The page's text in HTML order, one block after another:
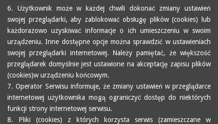
6. Użytkownik może w każdej chwili dokonać zmiany ustawień
swojej przeglądarki, aby zablokować obsługę plików (cookies) lub
każdorazowo uzyskiwać informacje o ich umieszczeniu w swoim
urządzeniu. Inne dostępne opcje można sprawdzić w ustawieniach
swojej przeglądarki internetowej. Należy pamiętać, że większość
przeglądarek domyślnie jest ustawione na akceptację zapisu plików
(cookies)w urządzeniu końcowym.
7. Operator Serwisu informuje, że zmiany ustawień w przeglądarce
internetowej użytkownika mogą ograniczyć dostęp do niektórych
funkcji strony internetowej serwisu.
8. Pliki (cookies) z których korzysta serwis (zamieszczane w